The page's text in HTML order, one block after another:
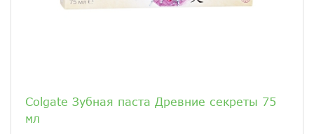
Colgate Зубная паста Древние секреты 75
мл